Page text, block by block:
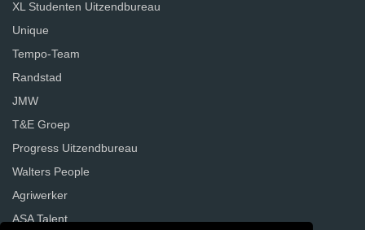
XL Studenten Uitzendbureau
Unique
Tempo-Team
Randstad
JMW
T&E Groep
Progress Uitzendbureau
Walters People
Agriwerker
ASA Talent